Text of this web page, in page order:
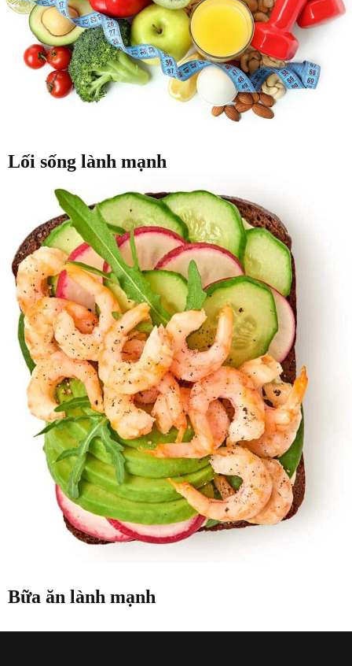
Lối sống lành mạnh
Bữa ăn lành mạnh